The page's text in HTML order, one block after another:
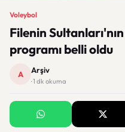
Voleybol
Filenin
programı belli oldu
A Arşiv
· 1 dk okuma